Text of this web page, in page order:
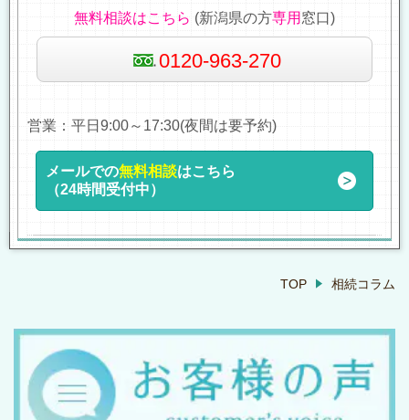
無料相談はこちら (新潟県の方専用 窓口)
0120-963-270
営業：平日9:00～17:30(夜間は要予約)
メールでの無料相談はこちら
（24時間受付中）
TOP 相続コラム